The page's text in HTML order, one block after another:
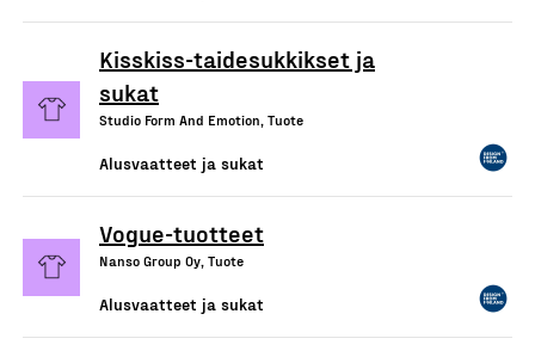
Kisskiss-taidesukkikset ja
sukat
Studio Form And Emotion, Tuote
Alusvaatteet ja sukat
Vogue-tuotteet
Nanso Group Oy, Tuote
Alusvaatteet ja sukat